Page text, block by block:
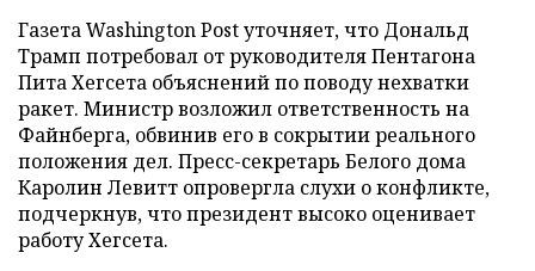
Газета Washington Post уточняет, что Дональд
Трамп потребовал от руководителя Пентагона
Пита Хегсета объяснений по поводу нехватки
ракет. Министр возложил ответственность на
Файнберга, обвинив его в сокрытии реального
положения дел. Пресс-секретарь Белого дома
Каролин Левитт опровергла слухи о конфликте,
подчеркнув, что президент высоко оценивает
работу Хегсета.